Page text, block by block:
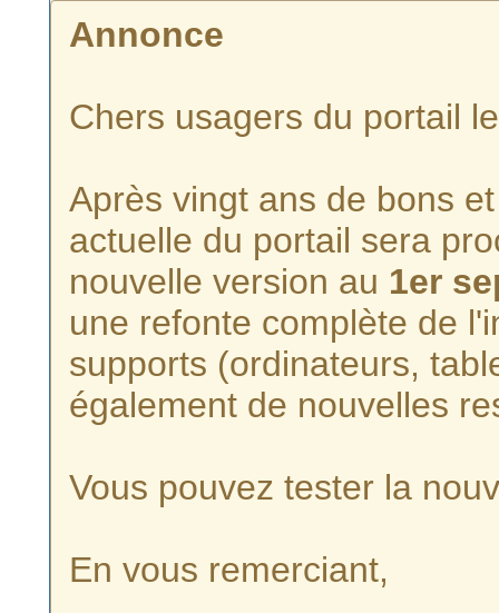
Annonce
Chers usagers du portail
Après vingt ans de bons
actuelle du portail sera
nouvelle version au 1er
une refonte complète de
supports (ordinateurs,
également de nouvelles
Vous pouvez tester la
En vous remerciant,